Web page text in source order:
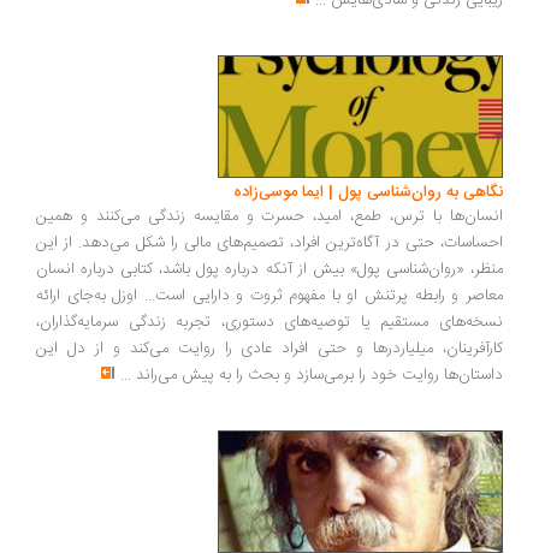
به روان‌شناسی پول | ایما موسی‌زاده
با ترس، طمع، امید، حسرت و مقایسه زندگی می‌کنند و همین
حتی در آگاه‌ترین افراد، تصمیم‌های مالی را شکل می‌دهد. از این
«روان‌شناسی پول» بیش از آنکه درباره پول باشد، کتابی درباره انسان
و رابطه پرتنش او با مفهوم ثروت و دارایی است... اوزل به‌جای ارائه
مستقیم یا توصیه‌های دستوری، تجربه زندگی سرمایه‌گذاران،
میلیاردرها و حتی افراد عادی را روایت می‌کند و از دل این
روایت خود را برمی‌سازد و بحث را به پیش می‌راند ...